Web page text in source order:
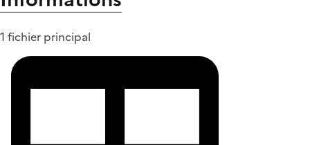
1 fichier principal